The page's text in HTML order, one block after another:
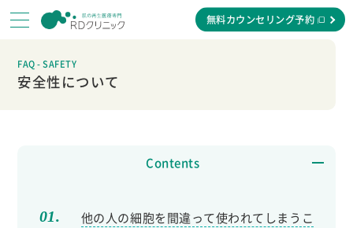
無料カウンセリング予約
FAQ - SAFETY
安全性について
Contents
他の人の細胞を間違って使われてしまうこ